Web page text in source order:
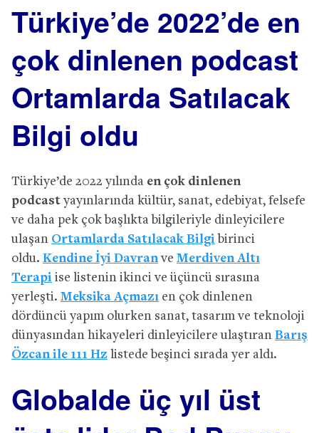
Türkiye’de 2022’de en
çok dinlenen podcast
Ortamlarda Satılacak
Bilgi oldu
Türkiye’de 2022 yılında en çok dinlenen
podcastyayınlarında kültür, sanat, edebiyat, felsefe
ve daha pek çok başlıkta bilgileriyle dinleyicilere
ulaşan Ortamlarda Satılacak Bilgi birinci
oldu. Kendine İyi Davranve Merdiven Altı
Terapi ise listenin ikinci ve üçüncü sırasına
yerleşti. Meksika Açmazı en çok dinlenen
dördüncü yapım olurken sanat, tasarım ve teknoloji
dünyasından hikayeleri dinleyicilere ulaştıran Barış
Özcan ile 111 Hz listede beşinci sırada yer aldı.
Globalde üç yıl üst